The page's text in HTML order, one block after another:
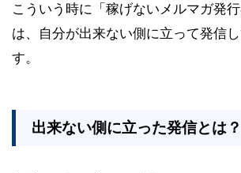
こういう時に「稼げないメルマガ発
は、自分が出来ない側に立って発信
す。
出来ない側に立った発信とは？